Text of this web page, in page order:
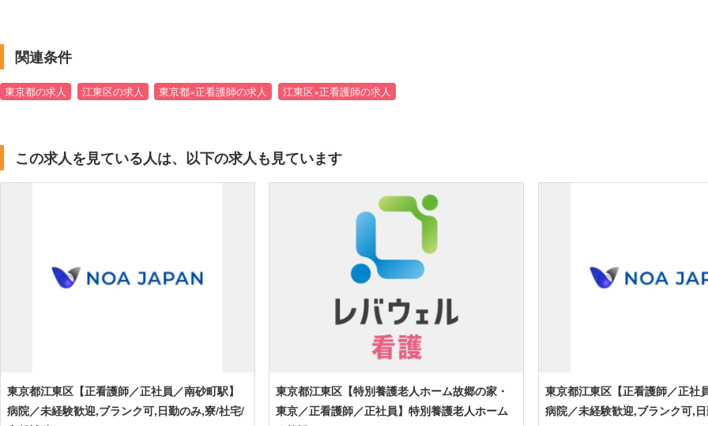
関連条件
東京都の求人 江東区の求人 東京都×正看護師の求人 江東区×正看護師の求人
この求人を見ている人は、以下の求人も見ています
東京都江東区【正看護師／正社員／南砂町駅】
病院／未経験歓迎,ブランク可,日勤のみ,寮/社宅/
東京都江東区【特別養護老人ホーム故郷の家・
東京／正看護師／正社員】特別養護老人ホーム
東京都江東区【正看護師／正社
病院／未経験歓迎,ブランク可,